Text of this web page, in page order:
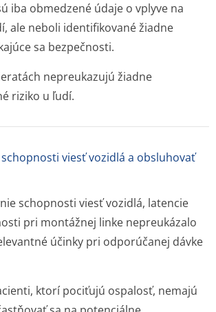
iba obmedzené údaje o vplyve na
ale neboli identifikované žiadne
sa bezpečnosti.
nepreukazujú žiadne
riziko u ľudí.
viesť vozidlá a obsluhovať
schopnosti viesť vozidlá, latencie
pri montážnej linke nepreukázalo
účinky pri odporúčanej dávke
ktorí pociťujú ospalosť, nemajú